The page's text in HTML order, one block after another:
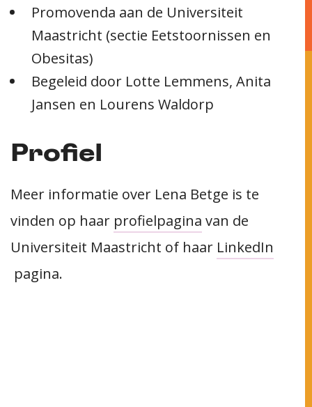
Promovenda aan de Universiteit
Maastricht (sectie Eetstoornissen en
Obesitas)
Begeleid door Lotte Lemmens, Anita
Jansen en Lourens Waldorp
Profiel
Meer informatie over Lena Betge is te
vinden op haar profielpagina van de
Universiteit Maastricht of haar LinkedIn
pagina.